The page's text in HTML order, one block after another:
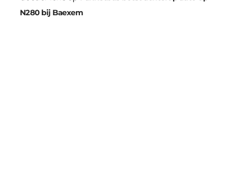
N280 bij Baexem